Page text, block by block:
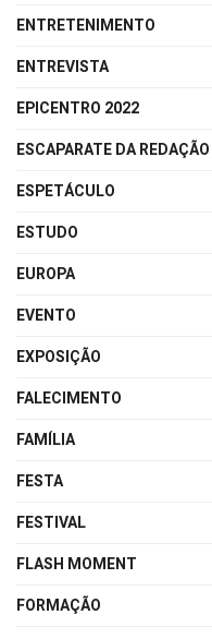
ENTRETENIMENTO
ENTREVISTA
EPICENTRO 2022
ESCAPARATE DA REDAÇÃO
ESPETÁCULO
ESTUDO
EUROPA
EVENTO
EXPOSIÇÃO
FALECIMENTO
FAMÍLIA
FESTA
FESTIVAL
FLASH MOMENT
FORMAÇÃO